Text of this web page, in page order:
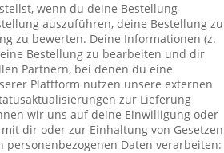
wenn du deine Bestellung
auszuführen, deine Bestellung zu
zu bewerten. Deine Informationen (z.
Bestellung zu bearbeiten und dir
Partnern, bei denen du eine
Plattform nutzen unsere externen
zur Lieferung
wir uns auf deine Einwilligung oder
dir oder zur Einhaltung von Gesetzen
Daten verarbeiten: